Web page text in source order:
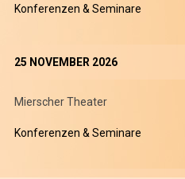
Konferenzen & Seminare
25 NOVEMBER 2026
Mierscher Theater
Konferenzen & Seminare